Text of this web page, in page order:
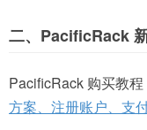
二、PacificRack
PacificRack 购买教程
方案、注册账户、支